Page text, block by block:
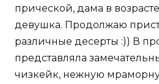
прической, дама в
девушка. Продолжаю
различные десерты :)) В
представляла
чизкейк, нежную